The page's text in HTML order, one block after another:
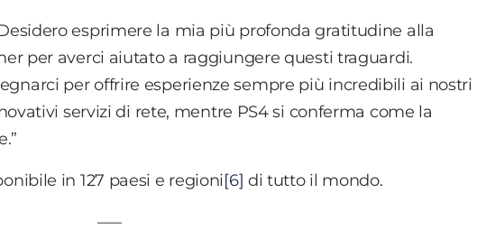
esprimere la mia più profonda gratitudine alla
per averci aiutato a raggiungere questi traguardi.
per offrire esperienze sempre più incredibili ai nostri
servizi di rete, mentre PS4 si conferma come la
in 127 paesi e regioni[6] di tutto il mondo.
—–